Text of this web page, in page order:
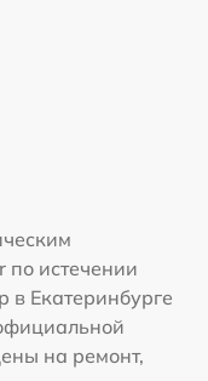
по истечении
в Екатеринбурге
на ремонт,